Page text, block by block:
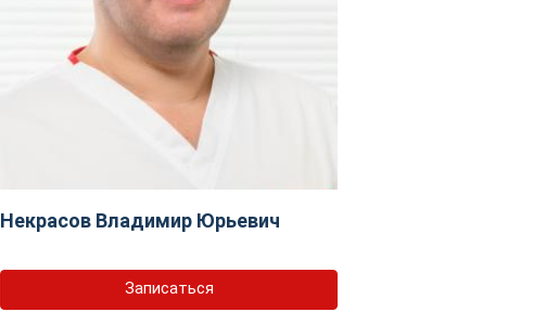
Некрасов Владимир Юрьевич
Записаться